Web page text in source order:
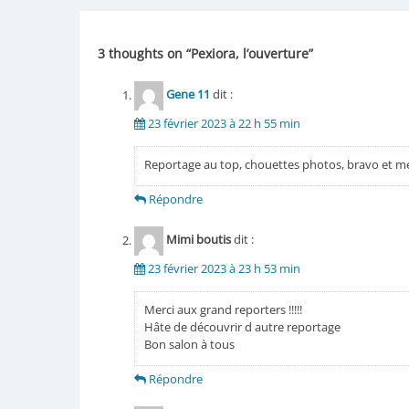
3 thoughts on “Pexiora, l’ouverture”
Gene 11 dit :
23 février 2023 à 22 h 55 min
Reportage au top, chouettes photos, bravo et
Répondre
Mimi boutisdit :
23 février 2023 à 23 h 53 min
Merci aux grand reporters !!!!!
Hâte de découvrir d autre reportage
Bon salon à tous
Répondre